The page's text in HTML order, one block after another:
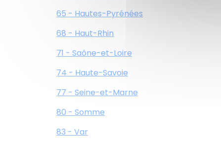
65 - Hautes-Pyrénées
68 - Haut-Rhin
71 - Saône-et-Loire
74 - Haute-Savoie
77 - Seine-et-Marne
80 - Somme
83 - Var